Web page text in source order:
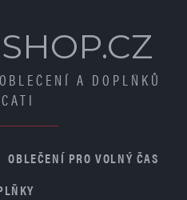
SHOP.CZ
A DOPLŇKŮ
OBLEČENÍ PRO VOLNÝ ČAS